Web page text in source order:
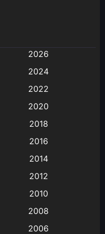
2026
2024
2022
2020
2018
2016
2014
2012
2010
2008
2006